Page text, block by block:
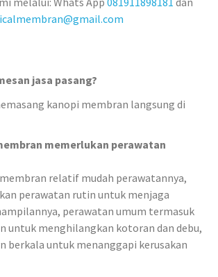
jasa pasang?
kanopi membran langsung di
memerlukan perawatan
relatif mudah perawatannya,
perawatan rutin untuk menjaga
perawatan umum termasuk
untuk menghilangkan kotoran dan debu,
berkala untuk menanggapi kerusakan